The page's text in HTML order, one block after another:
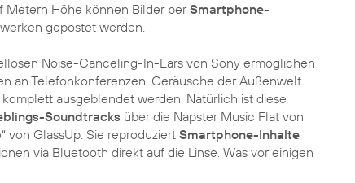
Metern Höhe können Bilder perSmartphone-
gepostet werden.
Noise-Canceling-In-Ears von Sony ermöglichen
an Telefonkonferenzen. Geräusche der Außenwelt
ausgeblendet werden. Natürlich ist diese
Soundtracks über die Napster Music Flat von
von GlassUp. Sie reproduziert Smartphone-Inhalte
via Bluetooth direkt auf die Linse. Was vor einigen